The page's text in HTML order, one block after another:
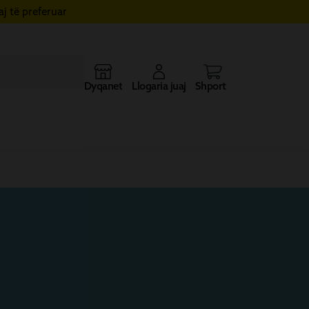
të preferuar
Dyqanet Llogaria juaj Shporta